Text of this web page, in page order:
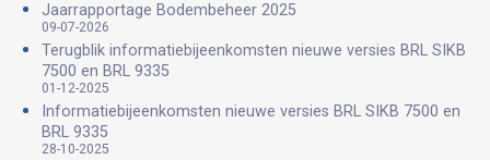
Jaarrapportage Bodembeheer 2025
09-07-2026
Terugblik informatiebijeenkomsten nieuwe versies BRL SIKB
7500 en BRL 9335
01-12-2025
Informatiebijeenkomsten nieuwe versies BRL SIKB 7500 en
BRL 9335
28-10-2025